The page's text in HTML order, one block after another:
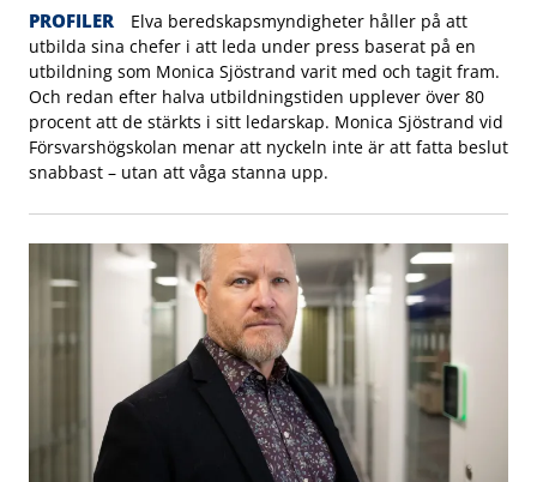
PROFILER
Elva beredskapsmyndigheter håller på att
utbilda sina chefer i att leda under press baserat på en
utbildning som Monica Sjöstrand varit med och tagit fram.
Och redan efter halva utbildningstiden upplever över 80
procent att de stärkts i sitt ledarskap. Monica Sjöstrand vid
Försvarshögskolan menar att nyckeln inte är att fatta beslut
snabbast – utan att våga stanna upp.